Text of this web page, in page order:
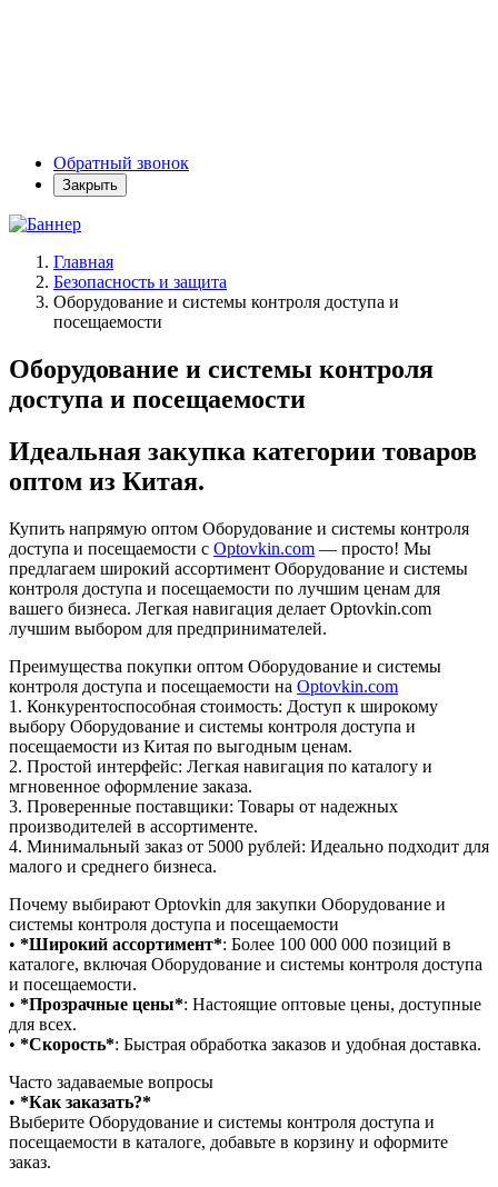
Обратный звонок
Закрыть
Главная
Безопасность и защита
Оборудование и системы контроля доступа и
посещаемости
Оборудование и системы контроля
доступа и посещаемости
Идеальная закупка категории товаров
оптом из Китая.
Купить напрямую оптом Оборудование и системы контроля
доступа и посещаемости с Optovkin.com — просто! Мы
предлагаем широкий ассортимент Оборудование и системы
контроля доступа и посещаемости по лучшим ценам для
вашего бизнеса. Легкая навигация делает Optovkin.com
лучшим выбором для предпринимателей.
Преимущества покупки оптом Оборудование и системы
контроля доступа и посещаемости на Optovkin.com
1.⁠ ⁠Конкурентоспособная стоимость: Доступ к широкому
выбору Оборудование и системы контроля доступа и
посещаемости из Китая по выгодным ценам.
2.⁠ ⁠Простой интерфейс: Легкая навигация по каталогу и
мгновенное оформление заказа.
3.⁠ ⁠Проверенные поставщики: Товары от надежных
производителей в ассортименте.
4.⁠ ⁠Минимальный заказ от 5000 рублей: Идеально подходит для
малого и среднего бизнеса.
Почему выбирают Optovkin для закупки Оборудование и
системы контроля доступа и посещаемости
•⁠ ⁠ *Широкий ассортимент*: Более 100 000 000 позиций в
каталоге, включая Оборудование и системы контроля доступа
и посещаемости.
•⁠ ⁠ *Прозрачные цены*: Настоящие оптовые цены, доступные
для всех.
•⁠ ⁠ *Скорость*: Быстрая обработка заказов и удобная доставка.
Часто задаваемые вопросы
•⁠ ⁠*Как заказать?*
Выберите Оборудование и системы контроля доступа и
посещаемости в каталоге, добавьте в корзину и оформите
заказ.